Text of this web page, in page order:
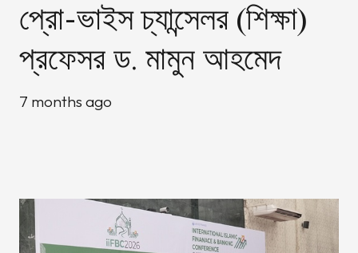
প্রো-ভাইস চ্যান্সেলর (শিক্ষা)
প্রফেসর ড. মামুন আহমেদ
7 months ago